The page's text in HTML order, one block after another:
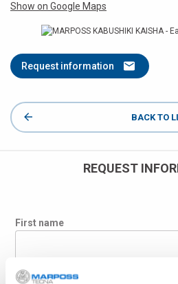
Show on Google Maps
Request information
BACK TO
REQUEST
First name
Last name